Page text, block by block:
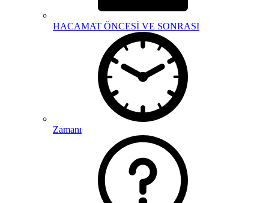
HACAMAT ÖNCESİ VE SONRASI
Zamanı